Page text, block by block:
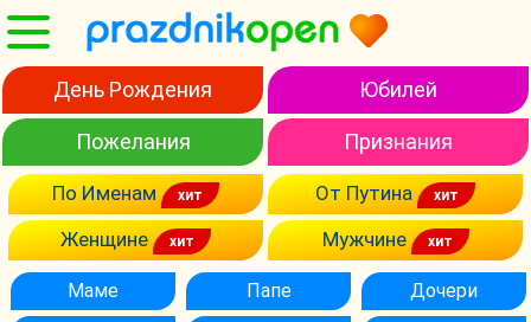
День Рождения Юбилей
Пожелания Признания
По Именам
От Путина
Женщине
Мужчине
Маме Папе
Дочери